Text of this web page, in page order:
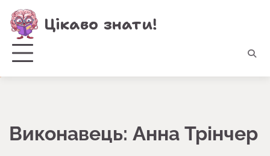
Перейти
до
вмісту
Цікаво знати!
Виконавець: Анна Трінчер